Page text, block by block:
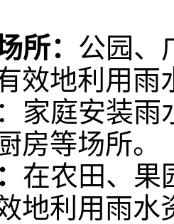
所： 公园、
效地利用雨
家庭安装
房等场所。
在农田、果
地利用雨水